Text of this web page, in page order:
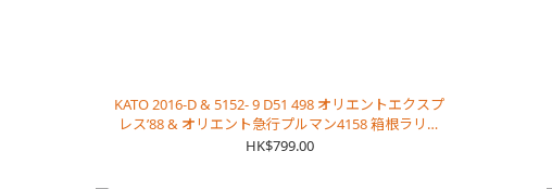
KATO 2016-D & 5152- 9 D51 498 オリエントエクスプ
レス’88 & オリエント急行プルマン4158 箱根ラリッ
ク美術館 保存車
HK$799.00